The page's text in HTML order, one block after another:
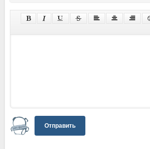
Отправить